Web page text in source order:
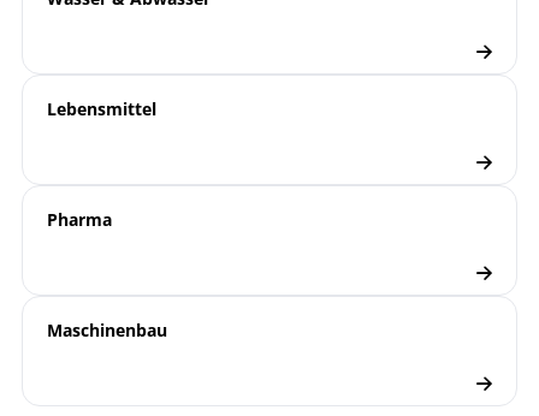
Lebensmittel
Pharma
Maschinenbau